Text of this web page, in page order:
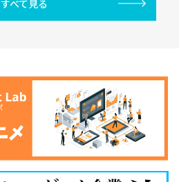
すべて見る